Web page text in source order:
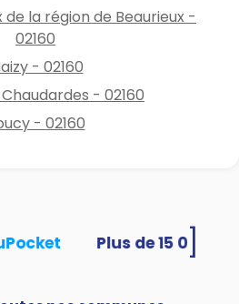
de la région de Beaurieux -
02160
- 02160
- 02160
- 02160